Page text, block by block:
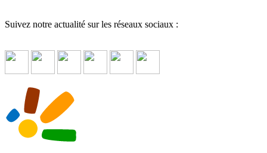
Suivez notre actualité sur les réseaux sociaux :